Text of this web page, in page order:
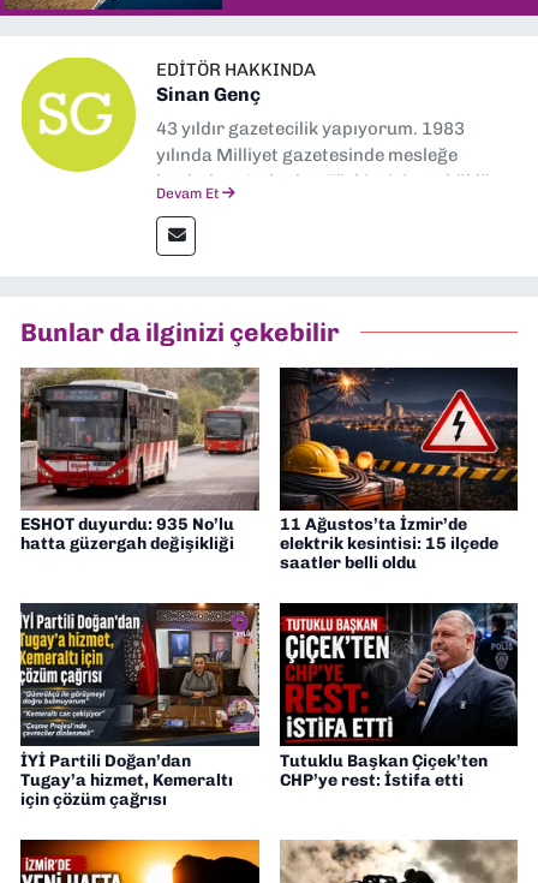
EDITÖR HAKKINDA
Sinan Genç
43 yıldır gazetecilik yapıyorum. 1983
yılında Milliyet gazetesinde mesleğe
başladım. Ardından Türkiye’nin en köklü
muhabir, editör, müdür yardımcısı ve spor
müdürü olarak görev yaptım. Ayrıca Yeni
Gazetesi'nde editörlük yapıyorum
Devam Et
Bunlar da ilginizi çekebilir
ESHOT duyurdu: 935 No’lu
hatta güzergah değişikliği
11 Ağustos’ta İzmir’de
elektrik kesintisi: 15 ilçede
saatler belli oldu
İYİ Partili Doğan’dan
Tugay’a hizmet, Kemeraltı
için çözüm çağrısı
Tutuklu Başkan Çiçek’ten
CHP’ye rest: İstifa etti